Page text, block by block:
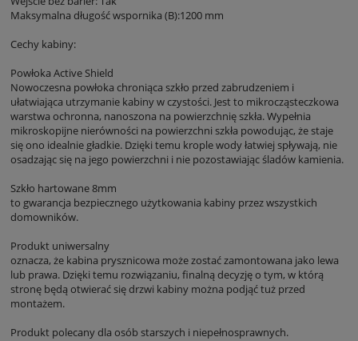
Maksymalna długość wspornika (B):1200 mm
Cechy kabiny:
Powłoka Active Shield
Nowoczesna powłoka chroniąca szkło przed zabrudzeniem i
ułatwiająca utrzymanie kabiny w czystości. Jest to mikrocząsteczkowa
warstwa ochronna, nanoszona na powierzchnię szkła. Wypełnia
mikroskopijne nierówności na powierzchni szkła powodując, że staje
się ono idealnie gładkie. Dzięki temu krople wody łatwiej spływają, nie
osadzając się na jego powierzchni i nie pozostawiając śladów kamienia.
Szkło hartowane 8mm
to gwarancja bezpiecznego użytkowania kabiny przez wszystkich
domowników.
Produkt uniwersalny
oznacza, że kabina prysznicowa może zostać zamontowana jako lewa
lub prawa. Dzięki temu rozwiązaniu, finalną decyzję o tym, w którą
stronę będą otwierać się drzwi kabiny można podjąć tuż przed
montażem.
Produkt polecany dla osób starszych i niepełnosprawnych.